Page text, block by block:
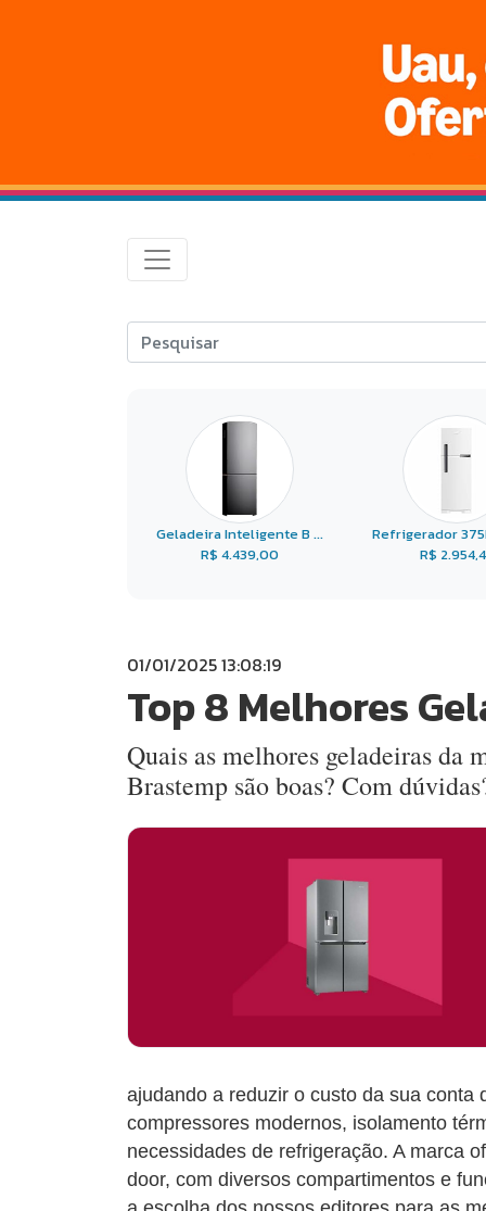
Geladeira Inteligente B ...
R$ 4.439,00
Refrigerador
R$
01/01/2025 13:08:19
Top 8 Melhores
Quais as melhores geladeiras da
Brastemp são boas? Com
ajudando a reduzir o custo da sua
compressores modernos, isolamento
necessidades de refrigeração. A marca
door, com diversos compartimentos e